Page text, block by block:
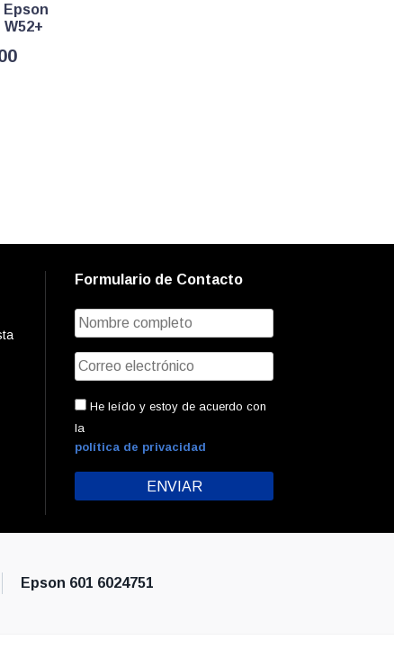
Formulario de Contacto
He leído y estoy de acuerdo con
la
política de privacidad
Epson 601 6024751